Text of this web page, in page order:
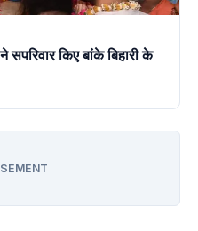
किए बांके बिहारी के